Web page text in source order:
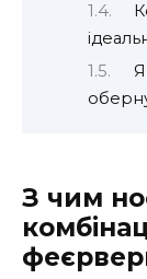
З чим